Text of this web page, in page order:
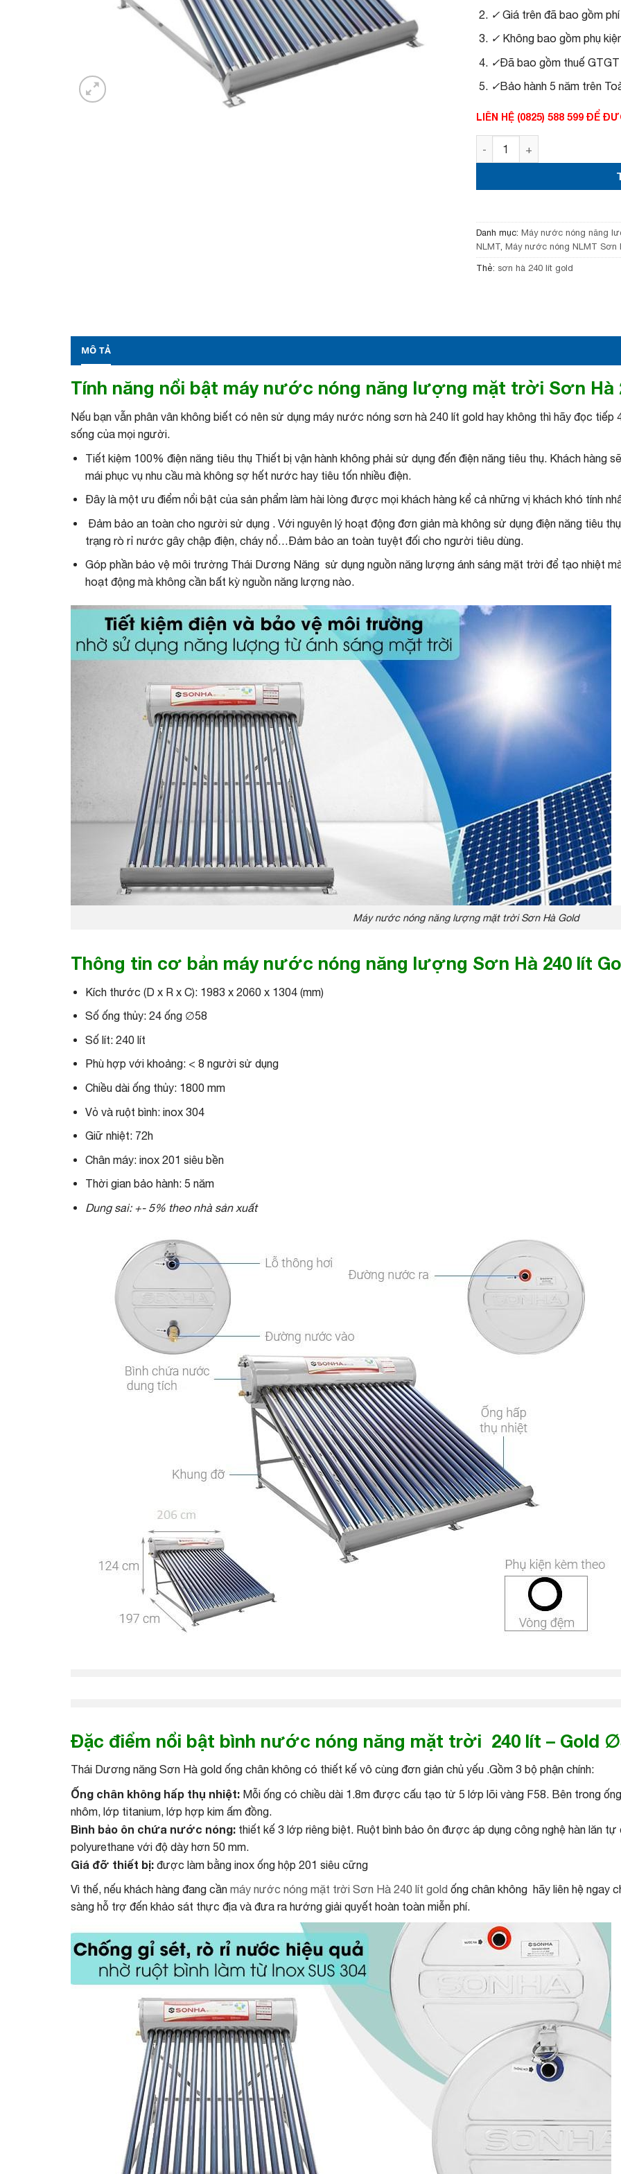
:
0
5
2
0
0
.
ạ
l
:
9
,
5
0
0
₫
✓Giá trên đã bao gồm
✓Không bao gồm phụ
✓Đã bao gồm thuế
✓Bảo hành 5 năm trên
LIÊN HỆ (0825) 588 599 ĐỂ
Máy nước nóng năng
Danh mục: Máy nước nóng năng
NLMT, Máy nước nóng NLMT Sơn
Thẻ: sơn hà 240 lít gold
MÔ TẢ
Tính năng nổi bật máy nước nóng năng lượng mặt trời Sơn Hà
Nếu bạn vẫn phân vân không biết có nên sử dụng máy nước nóng sơn hà 240 lít gold hay không thì hãy đọc
sống của mọi người.
Tiết kiệm 100% điện năng tiêu thụ Thiết bị vận hành không phải sử dụng đến điện năng tiêu thụ. Khách hàng
mái phục vụ nhu cầu mà không sợ hết nước hay tiêu tốn nhiều điện.
Đây là một ưu điểm nổi bật của sản phẩm làm hài lòng được mọi khách hàng kể cả những vị khách khó tính
Đảm bảo an toàn cho người sử dụng . Với nguyên lý hoạt động đơn giản mà không sử dụng điện năng tiêu
trạng rò rỉ nước gây chập điện, cháy nổ…Đảm bảo an toàn tuyệt đối cho người tiêu dùng.
Góp phần bảo vệ môi trường Thái Dương Năng sử dụng nguồn năng lượng ánh sáng mặt trời để tạo nhiệt
hoạt động mà không cần bất kỳ nguồn năng lượng nào.
Máy nước nóng năng lượng mặt trời Sơn Hà Gold
Thông tin cơ bản máy nước nóng năng lượng Sơn Hà 240 lít
Kích thước (D x R x C): 1983 x 2060 x 1304 (mm)
Số ống thủy: 24 ống ∅58
Số lít: 240 lít
Phù hợp với khoảng: < 8 người sử dụng
Chiều dài ống thủy: 1800 mm
Vỏ và ruột bình: inox 304
Giữ nhiệt: 72h
Chân máy: inox 201 siêu bền
Thời gian bảo hành: 5 năm
Dung sai: +- 5% theo nhà sản xuất
Đặc điểm nổi bật bình nước nóng năng mặt trời 240 lít – Gold
Thái Dương năng Sơn Hà gold ống chân không có thiết kế vô cùng đơn giản chủ yếu .Gồm 3 bộ phận chính:
Ống chân không hấp thụ nhiệt: Mỗi ống có chiều dài 1.8m được cấu tạo từ 5 lớp lõi vàng F58. Bên trong
nhôm, lớp titanium, lớp hợp kim ấm đồng.
Bình bảo ôn chứa nước nóng: thiết kế 3 lớp riêng biệt. Ruột bình bảo ôn được áp dụng công nghệ hàn lăn
polyurethane với độ dày hơn 50 mm.
Giá đỡ thiết bị: được làm bằng inox ống hộp 201 siêu cững
Vì thế, nếu khách hàng đang cần máy nước nóng mặt trời Sơn Hà 240 lít gold ống chân không hãy liên hệ ngay
sàng hỗ trợ đến khảo sát thực địa và đưa ra hướng giải quyết hoàn toàn miễn phí.